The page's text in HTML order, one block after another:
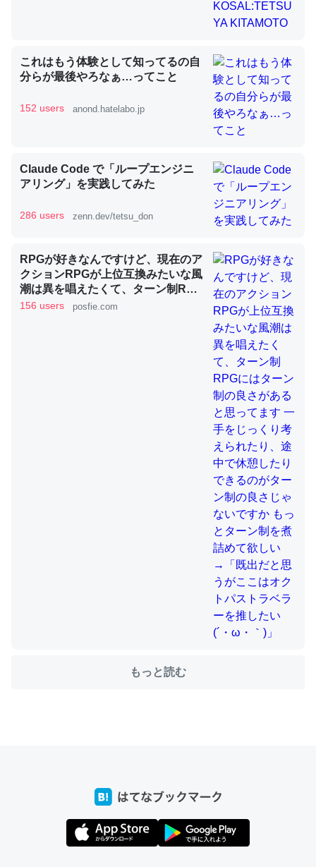
─ニュース :: 【研究発表】昆虫学の大問題＝「昆虫はなぜ海にいな
論文では「淡水はカルシウムも酸素も不足してて両方に不
利だから両方が拮抗してるのでは」とあって面白い。海に
ずキチンを強化してる筈だが、酵素が違うのか？
─ニュース :: 【研究発表】昆虫学の大問題＝「昆虫はなぜ海にいな
いのか」に関する新仮説
これを元に考えるとカルシウムを大量に使う脊椎動物と貝
類は苦労してるんだな…。腹足類だと殻を無くしてナメク
─ニュース :: 【研究発表】昆虫学の大問題＝「昆虫はなぜ海にいな
ウチもEchoを実家に置いて４年。でたまに覗いてる。ぼ
ちぼちRingも置こうかと画策中。あと、Googleマップで
位置情報を共有してる。電池残量や充電中かが分かるので
─たまにLINEするくらいだった遠方の父67歳と僕。ITツール導入で
コミュニケーションが劇的に変化した｜tayorini by LIFULL介護
ちょうど同じ理由でEcho Show 8を設定中でした。Prime
とかSpotifyを支払う孝行もできる。一生で親と会える残
それを実質100倍以上に伸ばす効果があるはず……
たいなのでネット環境作ったけどAlexaしか使わないので
回線代ほとんどかからないですよ。参考：
https://toyoshi.hatenablog.com/entry/2019/05/15/1805
これはもう体験として知ってるの自
分らが最後やろなぁ…ってこと
152 users anond.hatelabo.jp
Claude Code で「ループエンジニ
アリング」を実践してみた
286 users zenn.dev/tetsu_don
RPGが好きなんですけど、現在のア
クションRPGが上位互換みたいな風
潮は異を唱えたくて、ターン制RPG
にはターン制の良さがあると思って
156 users posfie.com
もっと読む